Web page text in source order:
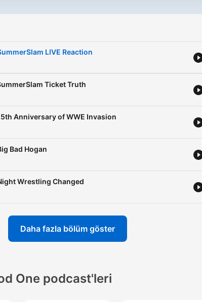
LIVE Reaction
Ticket Truth
Anniversary of WWE Invasion
Bad Hogan
Wrestling Changed
Daha fazla bölüm göster
One podcast'leri